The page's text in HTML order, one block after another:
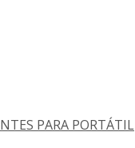
PARA PORTÁTIL